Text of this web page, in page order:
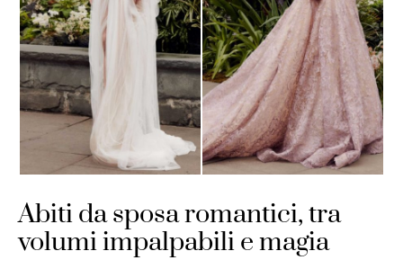
Abiti da sposa romantici, tra
volumi impalpabili e magia